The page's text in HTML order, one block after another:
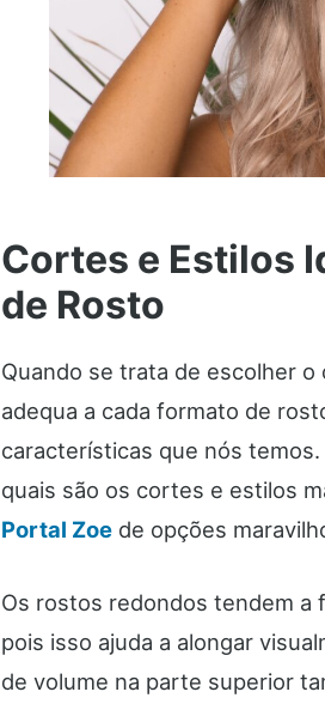
Cortes e Estilos
de Rosto
Quando se trata de escolher
adequa a cada formato de
características que nós
quais são os cortes e estilos
Portal Zoe de opções
Os rostos redondos tendem a
pois isso ajuda a alongar
de volume na parte superior